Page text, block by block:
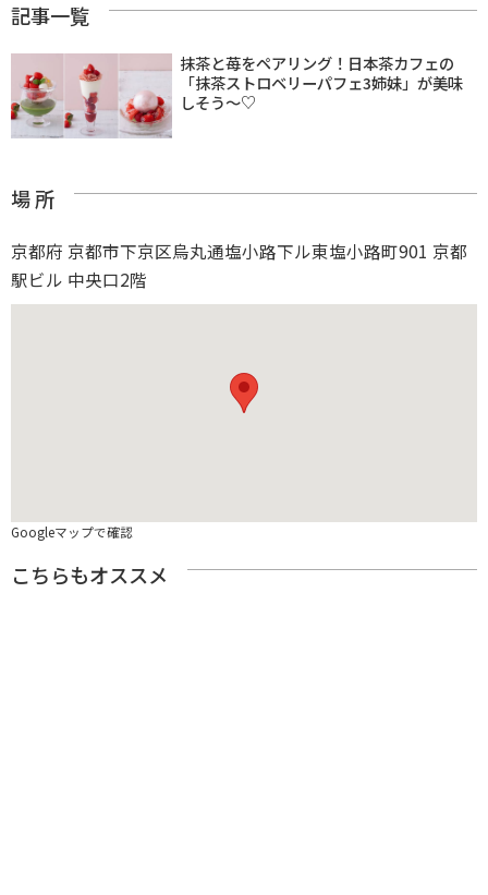
記事一覧
抹茶と苺をペアリング！日本茶カフェの
「抹茶ストロベリーパフェ3姉妹」が美味
しそう〜♡
場 所
京都府 京都市下京区烏丸通塩小路下ル東塩小路町901 京都
駅ビル 中央口2階
Googleマップで確認
こちらもオススメ